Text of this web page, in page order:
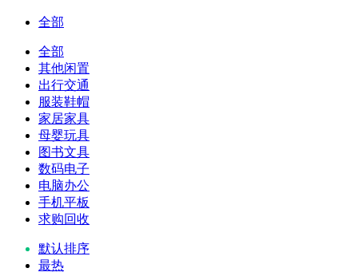
全部
全部
其他闲置
出行交通
服装鞋帽
家居家具
母婴玩具
图书文具
数码电子
电脑办公
手机平板
求购回收
默认排序
最热